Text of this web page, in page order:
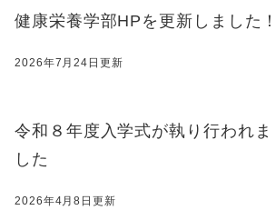
健康栄養学部HPを更新しました！
2026年7月24日更新
令和８年度入学式が執り行われま
した
2026年4月8日更新